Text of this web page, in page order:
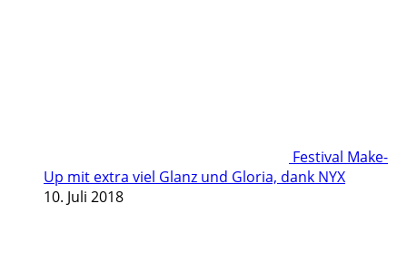
Festival Make-
Up mit extra viel Glanz und Gloria, dank NYX
10. Juli 2018